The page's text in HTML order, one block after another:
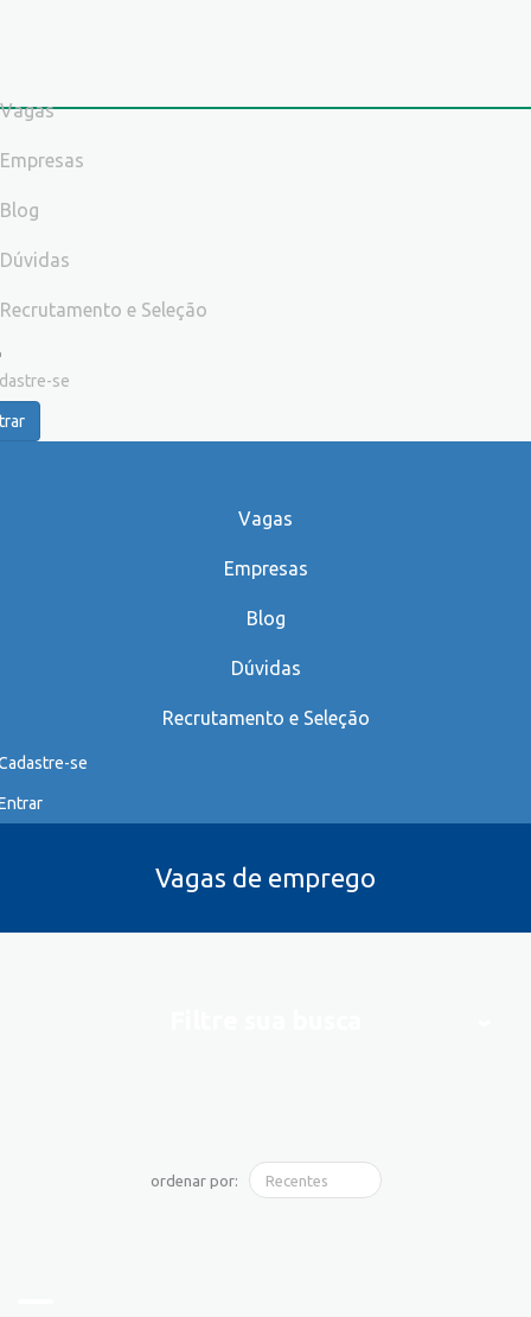
Vagas
Empresas
Blog
Dúvidas
Recrutamento e Seleção
se
Vagas
Empresas
Blog
Dúvidas
Recrutamento e Seleção
se
Vagas de emprego
ordenar por: